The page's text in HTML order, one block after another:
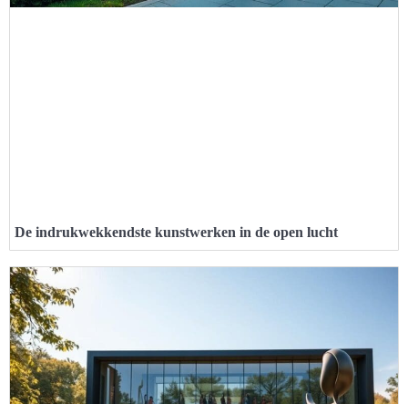
De indrukwekkendste kunstwerken in de open lucht